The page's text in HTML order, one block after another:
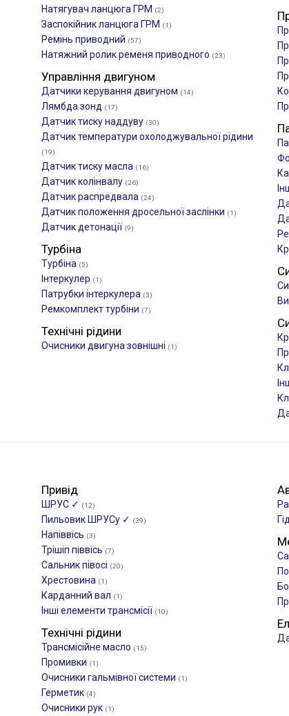
Натягувач ланцюга ГРМ (2)
Заспокійник ланцюга ГРМ (1)
Ремінь приводний (57)
Натяжний ролик ременя приводного (23)
Управління двигуном
Датчики керування двигуном (14)
Лямбда зонд (17)
Датчик тиску наддуву (30)
Датчик температури охолоджувальної рідини
(19)
Датчик тиску масла (16)
Датчик колінвалу (26)
Датчик распредвала (24)
Датчик положення дросельної заслінки (1)
Датчик детонації (9)
Турбіна
Турбіна (5)
Інтеркулер (1)
Патрубки інтеркулера (3)
Ремкомплект турбіни (7)
Технічні рідини
Очисники двигуна зовнішні (1)
Привід
ШРУС ✓ (12)
Пильовик ШРУСу ✓ (39)
Напіввісь (3)
Трішіп піввісь (7)
Сальник півосі (20)
Хрестовина (1)
Карданний вал (1)
Інші елементи трансмісії (10)
Технічні рідини
Трансмісійне масло (15)
Промивки (1)
Очисники гальмівної системи (1)
Герметик (4)
Очисники рук (1)